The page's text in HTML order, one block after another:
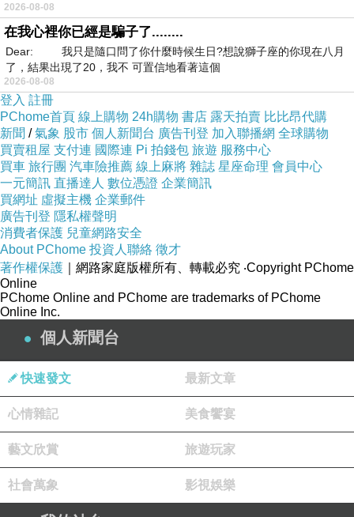
(悄悄話)
2022-05-22 22:50:59
(悄悄話)
2022-05-15 09:32:45
(悄悄話)
2022-05-15 00:09:30
2026-08-08
在我心裡你已經是騙子了........
Dear: 我只是隨口問了你什麼時候生日?想說獅子座的你現在八月
了，結果出現了20，我不 可置信地看著這個
2026-08-08
登入 註冊
PChome首頁 線上購物 24h購物 書店 露天拍賣 比比昂代購
新聞 /氣象 股市 個人新聞台 廣告刊登 加入聯播網 全球購物
買賣租屋 支付連 國際連 Pi 拍錢包 旅遊 服務中心
買車 旅行團 汽車險推薦 線上麻將 雜誌 星座命理 會員中心
一元簡訊 直播達人 數位憑證 企業簡訊
買網址 虛擬主機 企業郵件
廣告刊登 隱私權聲明
消費者保護 兒童網路安全
About PChome 投資人聯絡 徵才
著作權保護 ｜網路家庭版權所有、轉載必究 ‧Copyright PChome
Online
PChome Online and PChome are trademarks of PChome
Online Inc.
個人新聞台
快速發文 最新文章
心情雜記 美食饗宴
藝文欣賞 旅遊玩家
社會萬象 影視娛樂